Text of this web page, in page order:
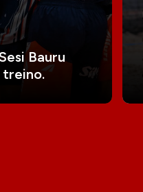
Bauru
treino.